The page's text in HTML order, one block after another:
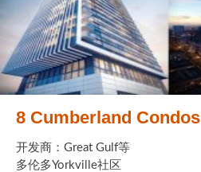
查询房源
帮您卖房
多伦多地产
楼花大全
大多伦多地区楼花开发商名录
8 Cumberland Condos
开发商：Great Gulf等
多伦多Yorkville社区